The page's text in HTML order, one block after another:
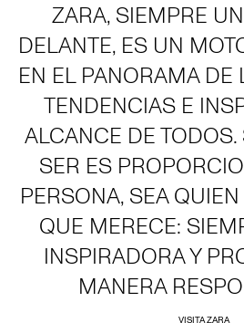
ZARA, SIEMPRE
DELANTE, ES UN
EN EL PANORAMA DE
TENDENCIAS E
ALCANCE DE
SER ES
PERSONA, SEA
QUE MERECE:
INSPIRADORA Y
MANERA
VISITA ZARA